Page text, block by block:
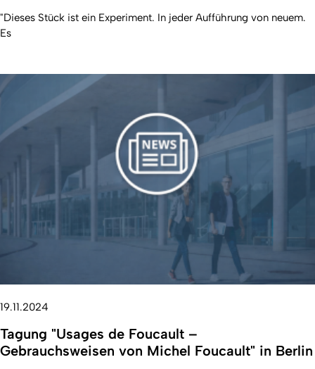
"Dieses Stück ist ein Experiment. In jeder Aufführung von neuem.
Es
19.11.2024
Tagung "Usages de Foucault –
Gebrauchsweisen von Michel Foucault" in Berlin